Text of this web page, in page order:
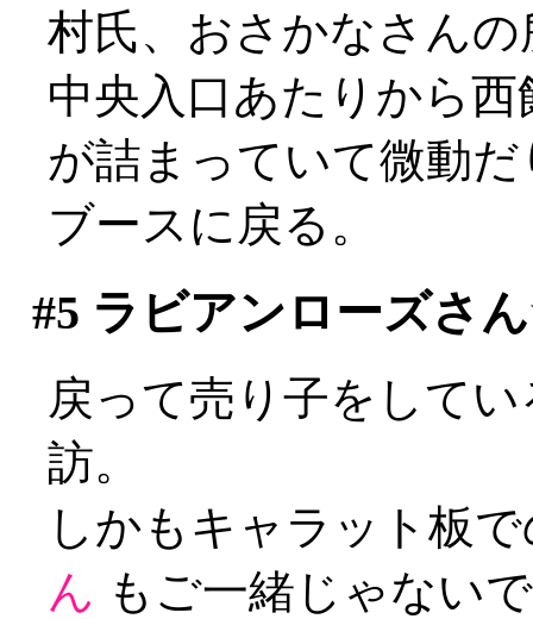
村氏、おさかなさん
中央入口あたりから
が詰まっていて微動
ブースに戻る。
#5 ラビアンローズさ
戻って売り子をして
訪。
しかもキャラット板
ん もご一緒じゃない